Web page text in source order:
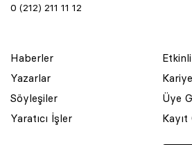
0 (212) 211 11 12
Haberler
Yazarlar
Söyleşiler
Yaratıcı İşler
Üye
Kayıt